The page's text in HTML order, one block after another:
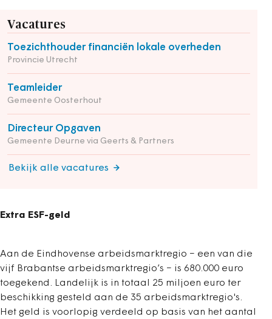
Vacatures
Toezichthouder financiën lokale overheden
Provincie Utrecht
Teamleider
Gemeente Oosterhout
Directeur Opgaven
Gemeente Deurne via Geerts & Partners
Bekijk alle vacatures
Extra ESF-geld
Aan de Eindhovense arbeidsmarktregio − een van die
vijf Brabantse arbeidsmarktregio’s − is 680.000 euro
toegekend. Landelijk is in totaal 25 miljoen euro ter
beschikking gesteld aan de 35 arbeidsmarktregio's.
Het geld is voorlopig verdeeld op basis van het aantal